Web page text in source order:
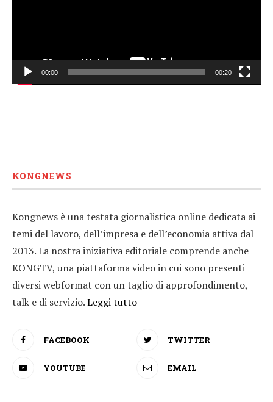
00:00 00:20
KONGNEWS
Kongnews è una testata giornalistica online dedicata ai
temi del lavoro, dell’impresa e dell’economia attiva dal
2013. La nostra iniziativa editoriale comprende anche
KONGTV, una piattaforma video in cui sono presenti
diversi webformat con un taglio di approfondimento,
talk e di servizio.Leggi tutto
FACEBOOK TWITTER
YOUTUBE EMAIL